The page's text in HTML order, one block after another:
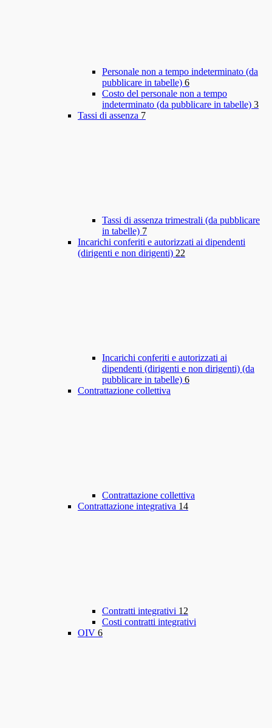
Personale non a tempo indeterminato (da
pubblicare in tabelle) 6
Costo del personale non a tempo
indeterminato (da pubblicare in tabelle) 3
Tassi di assenza 7
Tassi di assenza trimestrali (da pubblicare
in tabelle) 7
Incarichi conferiti e autorizzati ai dipendenti
(dirigenti e non dirigenti) 22
Incarichi conferiti e autorizzati ai
dipendenti (dirigenti e non dirigenti) (da
pubblicare in tabelle) 6
Contrattazione collettiva
Contrattazione collettiva
Contrattazione integrativa 14
Contratti integrativi 12
Costi contratti integrativi
OIV 6